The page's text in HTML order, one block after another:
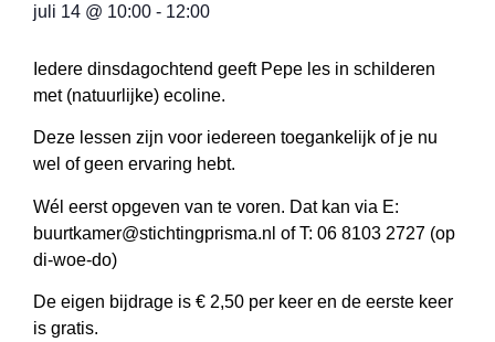
juli 14 @ 10:00 - 12:00
Iedere dinsdagochtend geeft Pepe les in schilderen
met (natuurlijke) ecoline.
Deze lessen zijn voor iedereen toegankelijk of je nu
wel of geen ervaring hebt.
Wél eerst opgeven van te voren. Dat kan via E:
buurtkamer@stichtingprisma.nl of T: 06 8103 2727 (op
di-woe-do)
De eigen bijdrage is € 2,50 per keer en de eerste keer
is gratis.